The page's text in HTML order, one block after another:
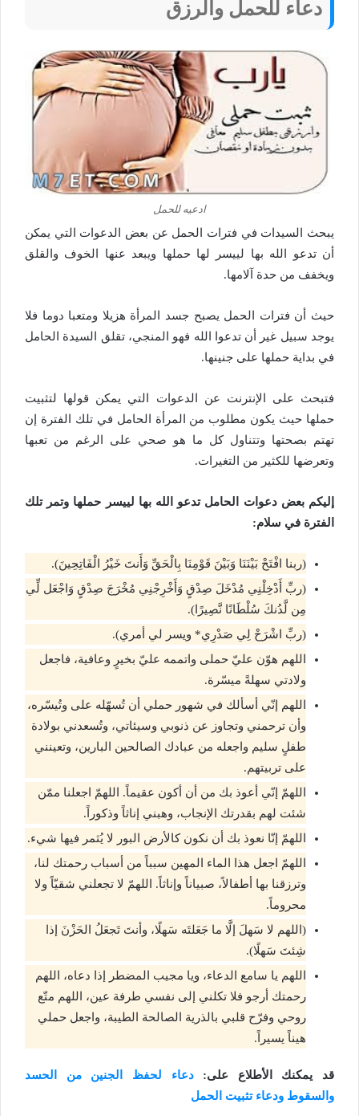
دعاء للحمل والرزق
ادعيه للحمل
يبحث السيدات في فترات الحمل عن بعض الدعوات التي يمكن
أن تدعو الله بها لييسر لها حملها ويبعد عنها الخوف والقلق
ويخفف من حدة آلامها.
حيث أن فترات الحمل يصبح جسد المرأة هزيلا ومتعبا دوما فلا
يوجد سبيل غير أن تدعوا الله فهو المنجي، تقلق السيدة الحامل
في بداية حملها على جنينها.
فتبحث على الإنترنت عن الدعوات التي يمكن قولها لتثبيت
حملها حيث يكون مطلوب من المرأة الحامل في تلك الفترة إن
تهتم بصحتها وتتناول كل ما هو صحي على الرغم من تعبها
وتعرضها للكثير من التغيرات.
إليكم بعض دعوات الحامل تدعو الله بها لييسر حملها وتمر تلك
الفترة في سلام:
(ربنا افْتَحْ بَيْنَنَا وَبَيْنَ قَوْمِنَا بِالْحَقِّ وَأَنتَ خَيْرُ الْفَاتِحِينَ).
(ربِّ أَدْخِلْنِي مُدْخَلَ صِدْقٍ وَأَخْرِجْنِي مُخْرَجَ صِدْقٍ وَاجْعَل لِّي
مِن لَّدُنكَ سُلْطَانًا نَّصِيرًا).
(ربِّ اشْرَحْ لِي صَدْرِي* ويسر لي أمري).
اللهم هوّن عليّ حملى واتممه عليّ بخيرٍ وعافية، فاجعل
ولادتي سهلةً ميسّرة.
اللهم إنّي أسألك في شهور حملي أن تُسهّله على وتُيسّره،
وأن ترحمني وتجاوز عن ذنوبي وسيئاتي، وتُسعدني بولادة
طفلٍ سليم واجعله من عبادك الصالحين البارين، وتعينني
على تربيتهم.
اللهمّ إنّي أعوذ بك من أن أكون عقيماً. اللهمّ اجعلنا ممّن
شئت لهم بقدرتك الإنجاب، وهبني إناثاً وذكوراً.
اللهمّ إنّا نعوذ بك أن نكون كالأرض البور لا يُثمر فيها شيء.
اللهمّ اجعل هذا الماء المهين سبباً من أسباب رحمتك لنا،
وترزقنا بها أطفالاً، صبياناً وإناثاً. اللهمّ لا تجعلني شقيّاً ولا
محروماً.
(اللهم لا سَهلَ إلَّا ما جَعَلتَه سَهلًا، وأنتَ تَجعَلُ الحَزْنَ إذا
شِئتَ سَهلًا).
اللهم يا سامع الدعاء، ويا مجيب المضطر إذا دعاه، اللهم
رحمتك أرجو فلا تكلني إلى نفسي طرفة عين، اللهم متّع
روحي وفرّح قلبي بالذرية الصالحة الطيبة، واجعل حملي
هيناً يسيراً.
قد يمكنك الأطلاع على:دعاء لحفظ الجنين من الحسد
والسقوط ودعاء تثبيت الحمل